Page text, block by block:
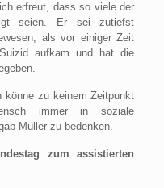
erfreut, dass so viele der
seien. Er sei zutiefst
als vor einiger Zeit
aufkam und hat die
könne zu keinem Zeitpunkt
immer in soziale
Müller zu bedenken.
zum assistierten